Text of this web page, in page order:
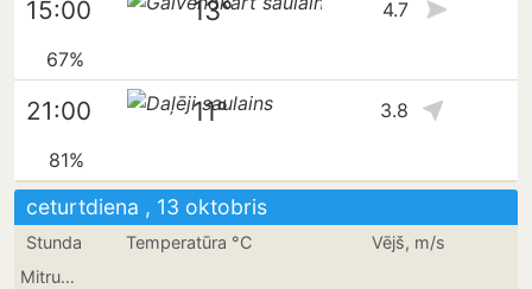
15:00 13° 4.7
67%
21:00 11° 3.8
81%
ceturtdiena , 13 oktobris
Stunda Temperatūra °C
Vējš, m/s
Mitrums